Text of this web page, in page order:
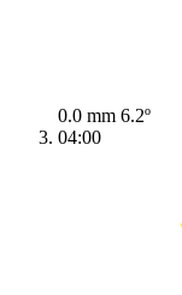
0.0 mm 6.2º
04:00